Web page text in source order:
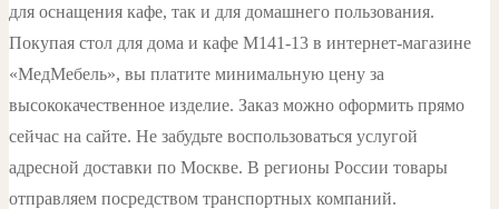
для оснащения кафе, так и для домашнего пользования.
Покупая стол для дома и кафе М141-13 в интернет-магазине
«МедМебель», вы платите минимальную цену за
высококачественное изделие. Заказ можно оформить прямо
сейчас на сайте. Не забудьте воспользоваться услугой
адресной доставки по Москве. В регионы России товары
отправляем посредством транспортных компаний.